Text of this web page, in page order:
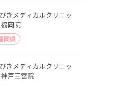
きメディカルクリニッ
岡院
岡県
きメディカルクリニッ
神戸三宮院